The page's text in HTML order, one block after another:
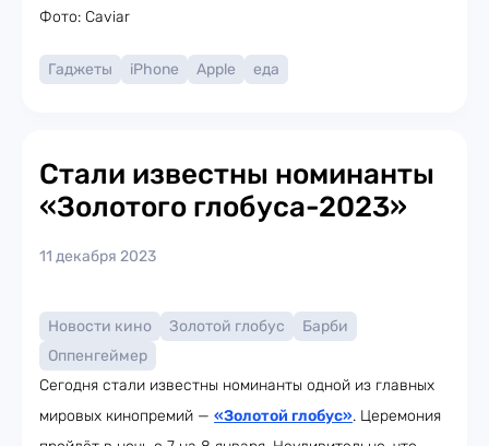
Фото: Caviar
Гаджеты iPhone Apple еда
Стали известны номинанты
«Золотого глобуса-2023»
11 декабря 2023
Новости кино Золотой глобус
Барби
Оппенгеймер
Сегодня стали известны номинанты одной из главных
мировых кинопремий — «Золотой глобус». Церемония